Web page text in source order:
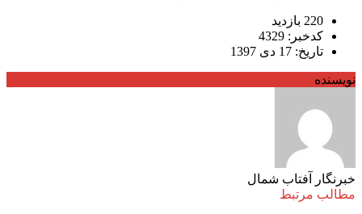
220 بازدید
کدخبر: 4329
تاریخ: 17 دی 1397
نویسنده
خبرنگار آفتاب شمال
مطالب مرتبط